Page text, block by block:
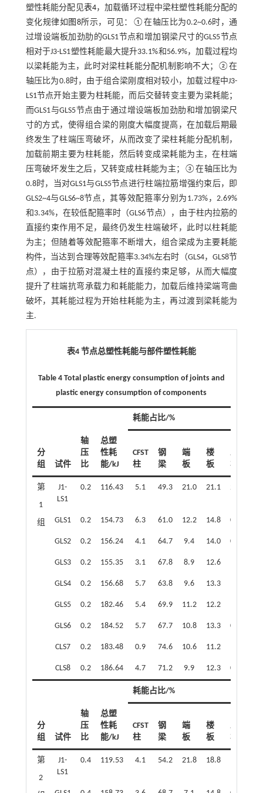
塑性耗能分配见表4，加载循环过程中梁柱塑性耗能分配的
变化规律如 图8所示，可见：①在轴压比为0.2~0.6时，通
过增设端板加劲肋的GLS1节点和增加钢梁尺寸的GLS5节点
相对于J3-LS1塑性耗能最大提升33.1%和56.9%，加载过程均
以梁耗能为主，此时对梁柱耗能分配机制影响不大；②在
轴压比为0.8时，由于组合梁刚度相对较小，加载过程中J3-
LS1节点开始主要为柱耗能，而后交替转变主要为梁耗能；
而GLS1与GLS5节点由于通过增设端板加劲肋和增加钢梁尺
寸的方式，使得组合梁的刚度大幅度提高，在加载后期最
终发生了柱端压弯破坏，从而改变了梁柱耗能分配机制，
加载前期主要为柱耗能，然后转变成梁耗能为主，在柱端
压弯破坏发生之后，又转变成柱耗能为主；③在轴压比为
0.8时，当对GLS1与GLS5节点进行柱端拉筋增强约束后，即
GLS2~4与GLS6~8节点，其等效配箍率分别为1.73%，2.69%
和3.34%，在较低配箍率时（GLS6节点），由于柱内拉筋的
直接约束作用不足，最终仍发生柱端破坏，此时以柱耗能
为主；但随着等效配箍率不断增大，组合梁成为主要耗能
构件，当达到合理等效配箍率3.34%左右时（GLS4，GLS8节
点），由于拉筋对混凝土柱的直接约束足够，从而大幅度
提升了柱端抗弯承载力和耗能能力，加载后维持梁端弯曲
破坏，其耗能过程为开始柱耗能为主，再过渡到梁耗能为
主.
表4 节点总塑性耗能与部件塑性耗能
Table 4 Total plastic energy consumption of joints and
plastic energy consumption of components
分
组
试件
轴
压
比
总塑
性耗
能/kJ
耗能占比/%
CFST
柱
钢
梁
端
板
楼
板
螺
栓
第
1
组
J1-
LS1
0.2 116.43 5.1 49.3 21.0 21.1 2.4
GLS1 0.2 154.73 6.3 61.0 12.2 14.8 0.9
GLS2 0.2 156.24 4.1 64.7 9.4 14.0 0.8
GLS3 0.2 155.35 3.1 67.8 8.9 12.6
GLS4 0.2 156.68 5.7 63.8 9.6 13.3
GLS5 0.2 182.46 5.4 69.9 11.2 12.2
GLS6 0.2 184.52 5.7 67.7 10.8 13.3 0.9
CLS7 0.2 183.48 0.9 74.6 10.6 11.2
CLS8 0.2 186.64 4.7 71.2 9.9 12.3 0.8
分
组
试件
轴
压
比
总塑
性耗
能/kJ
耗能占比/%
CFST
柱
钢
梁
端
板
楼
板
螺
栓
第
2
J1-
LS1
0.4 119.53 4.1 54.2 21.8 18.8